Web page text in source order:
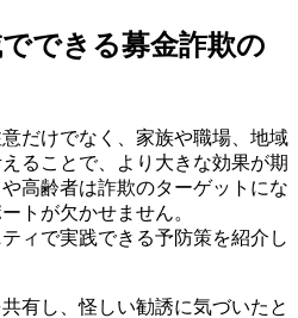
できる募金詐欺の
だけでなく、家族や職場、地域
ることで、より大きな効果が期
高齢者は詐欺のターゲットにな
トが欠かせません。
ィで実践できる予防策を紹介し
有し、怪しい勧誘に気づいたと